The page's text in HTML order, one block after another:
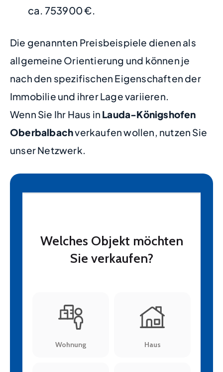
ca. 753900 €.
Die genannten Preisbeispiele dienen als
allgemeine Orientierung und können je
nach den spezifischen Eigenschaften der
Immobilie und ihrer Lage variieren.
Wenn Sie Ihr Haus in Lauda-Königshofen
Oberbalbachverkaufen wollen, nutzen Sie
unser Netzwerk.